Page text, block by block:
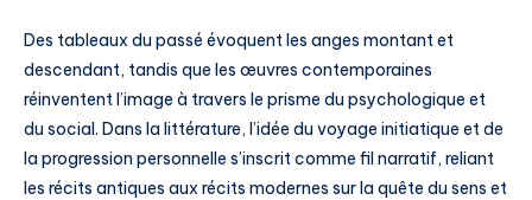
Des tableaux du passé évoquent les anges montant et
descendant, tandis que les œuvres contemporaines
réinventent l’image à travers le prisme du psychologique et
du social. Dans la littérature, l’idée du voyage initiatique et de
la progression personnelle s’inscrit comme fil narratif, reliant
les récits antiques aux récits modernes sur la quête du sens et